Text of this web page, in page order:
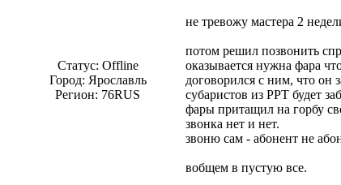
Статус: Offline
Город: Ярославль
Регион: 76RUS
не тревожу мастера 2
потом решил позвонить
оказывается нужна фара
договорился с ним, что он
субаристов из РРТ будет
фары притащил на горбу
звонка нет и нет.
звоню сам - абонент не
вобщем в пустую все.